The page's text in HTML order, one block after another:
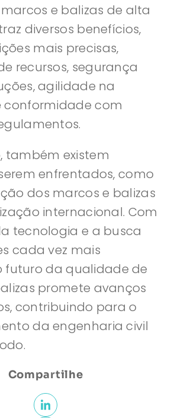
e balizas de alta
diversos benefícios,
mais precisas,
recursos, segurança
agilidade na
conformidade com
também existem
enfrentados, como
dos marcos e balizas
internacional. Com
tecnologia e a busca
cada vez mais
futuro da qualidade de
promete avanços
contribuindo para o
da engenharia civil
Compartilhe